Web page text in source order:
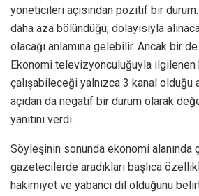
yöneticileri açısından pozitif bir
daha aza bölündüğü; dolayısıyla
olacağı anlamına gelebilir. Ancak bir
Ekonomi televizyonculuğuyla ilgilenen
çalışabileceği yalnızca 3 kanal olduğu
açıdan da negatif bir durum olarak
yanıtını verdi.
Söyleşinin sonunda ekonomi alanında
gazetecilerde aradıkları başlıca
hakimiyet ve yabancı dil olduğunu